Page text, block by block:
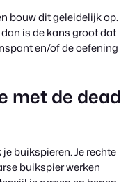
bouw dit geleidelijk op.
is de kans groot dat
en/of de oefening
met de dead
buikspieren. Je rechte
buikspier werken